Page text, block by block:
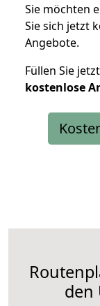
Sie möchten
Sie sich jetzt
Angebote.
Füllen Sie
kostenlose
den